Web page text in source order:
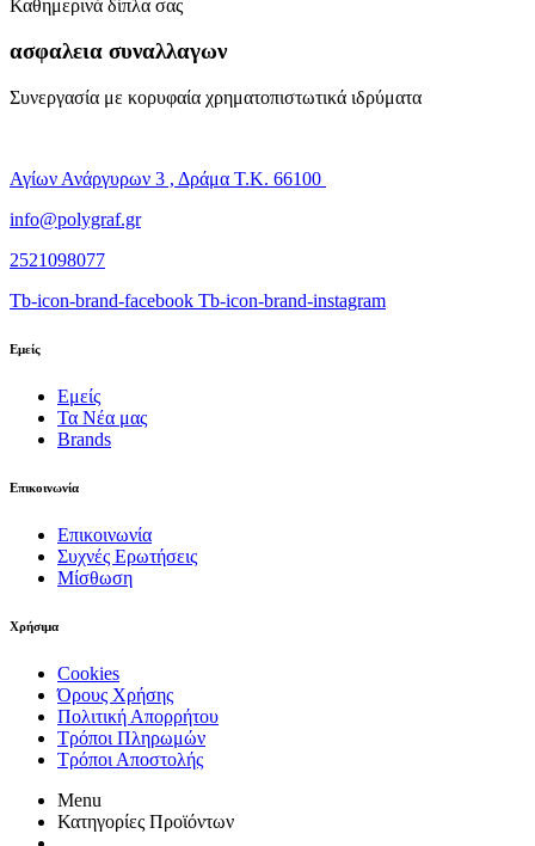
Καθημερινά δίπλα σας
ασφαλεια συναλλαγων
Συνεργασία με κορυφαία χρηματοπιστωτικά ιδρύματα
Αγίων Ανάργυρων 3 , Δράμα Τ.Κ. 66100
info@polygraf.gr
2521098077
Tb-icon-brand-facebook Tb-icon-brand-instagram
Εμείς
Εμείς
Τα Νέα μας
Brands
Επικοινωνία
Επικοινωνία
Συχνές Ερωτήσεις
Μίσθωση
Χρήσιμα
Cookies
Όρους Χρήσης
Πολιτική Απορρήτου
Τρόποι Πληρωμών
Τρόποι Αποστολής
Menu
Κατηγορίες Προϊόντων